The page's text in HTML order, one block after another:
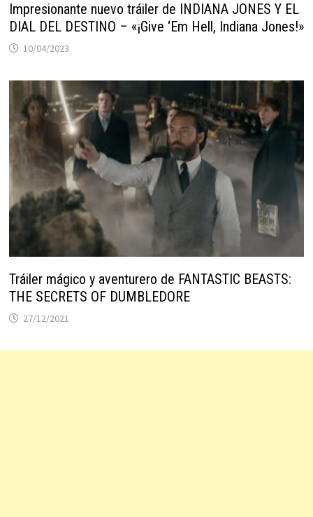
Impresionante nuevo tráiler de INDIANA JONES Y EL
DIAL DEL DESTINO – «¡Give ‘Em Hell, Indiana Jones!»
10/04/2023
Tráiler mágico y aventurero de FANTASTIC BEASTS:
THE SECRETS OF DUMBLEDORE
27/12/2021